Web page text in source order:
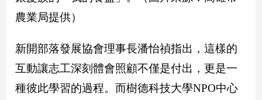
建
內
設
計
旅
農業局提供）
新開部落發展協會理事長潘怡禎指出，這樣的
互動讓志工深刻體會照顧不僅是付出，更是一
種彼此學習的過程。而樹德科技大學NPO中心